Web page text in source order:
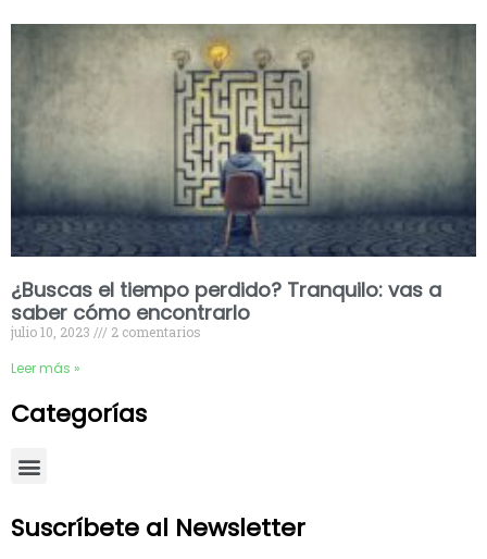
¿Buscas el tiempo perdido? Tranquilo: vas a
saber cómo encontrarlo
julio 10, 2023 2 comentarios
Leer más »
Categorías
Suscríbete al Newsletter